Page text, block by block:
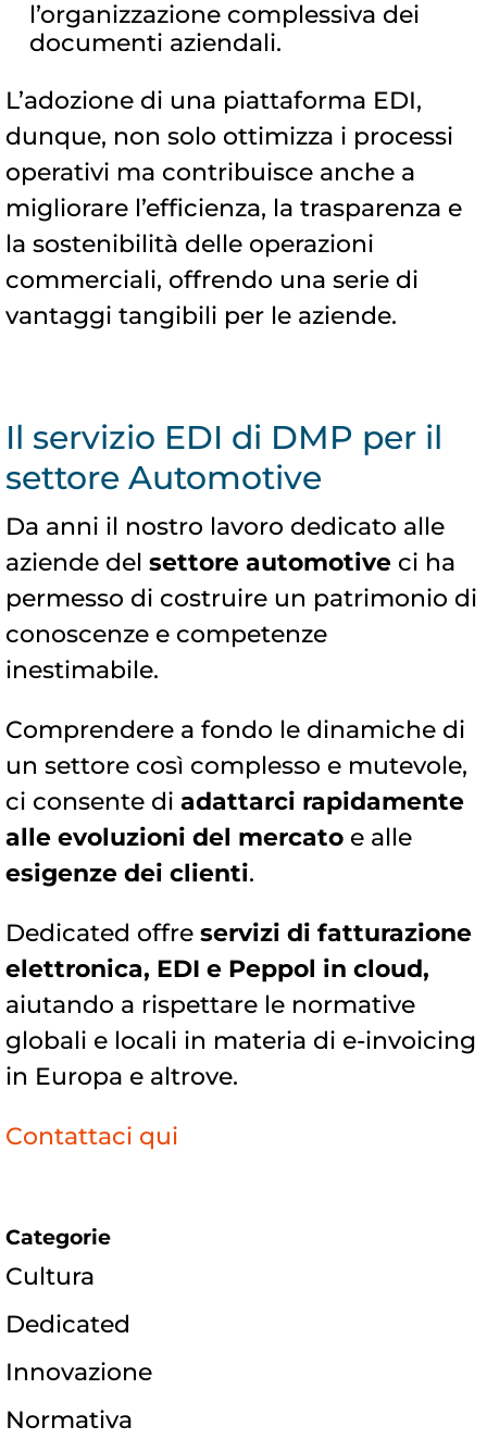
l’organizzazione complessiva dei
documenti aziendali.
L’adozione di una piattaforma EDI,
dunque, non solo ottimizza i processi
operativi ma contribuisce anche a
migliorare l’efficienza, la trasparenza e
la sostenibilità delle operazioni
commerciali, offrendo una serie di
vantaggi tangibili per le aziende.
Il servizio EDI di DMP per il
settore Automotive
Da anni il nostro lavoro dedicato alle
aziende del settore automotive ci ha
permesso di costruire un patrimonio di
conoscenze e competenze
inestimabile.
Comprendere a fondo le dinamiche di
un settore così complesso e mutevole,
ci consente di adattarci rapidamente
alle evoluzioni del mercato e alle
esigenze dei clienti.
Dedicated offre servizi di fatturazione
elettronica, EDI e Peppol in cloud,
aiutando a rispettare le normative
globali e locali in materia di e-invoicing
in Europa e altrove.
Contattaci qui
Categorie
Cultura
Dedicated
Innovazione
Normativa